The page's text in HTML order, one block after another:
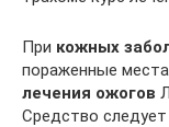
При кожных
пораженные
лечения ожогов
Средство